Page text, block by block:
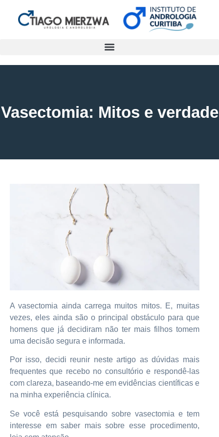
Vasectomia: Mitos e verdade
A vasectomia ainda carrega muitos mitos. E, muitas
vezes, eles ainda são o principal obstáculo para que
homens que já decidiram não ter mais filhos tomem
uma decisão segura e informada.
Por isso, decidi reunir neste artigo as dúvidas mais
frequentes que recebo no consultório e respondê-las
com clareza, baseando-me em evidências científicas e
na minha experiência clínica.
Se você está pesquisando sobre vasectomia e tem
interesse em saber mais sobre esse procedimento,